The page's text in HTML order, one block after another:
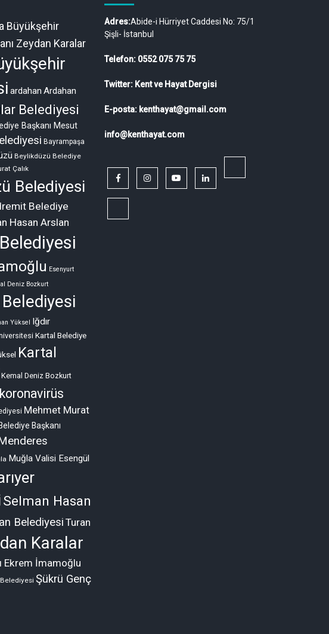
Büyükşehir
Zeydan Karalar
ardahan Ardahan
Belediyesi
Başkanı Mesut
Bayrampaşa
Beylikdüzü Belediye
Çalık
Belediyesi
Belediye
Hasan Arslan
Esenyurt
Deniz Bozkurt
Yüksel Iğdır
Kartal Belediye
Kartal
Kemal Deniz Bozkurt
koronavirüs
Mehmet Murat
Başkanı
Muğla Valisi Esengül
Selman Hasan
BelediyesiTuran
Karalar
Ekrem İmamoğlu
Şükrü Genç
Adres:Abide-i Hürriyet Caddesi No: 75/1
Şişli- İstanbul
Telefon: 0552 075 75 75
Twitter: Kent ve Hayat Dergisi
E-posta: kenthayat@gmail.com
info@kenthayat.com
facebookinstagramyoutubelinkedin